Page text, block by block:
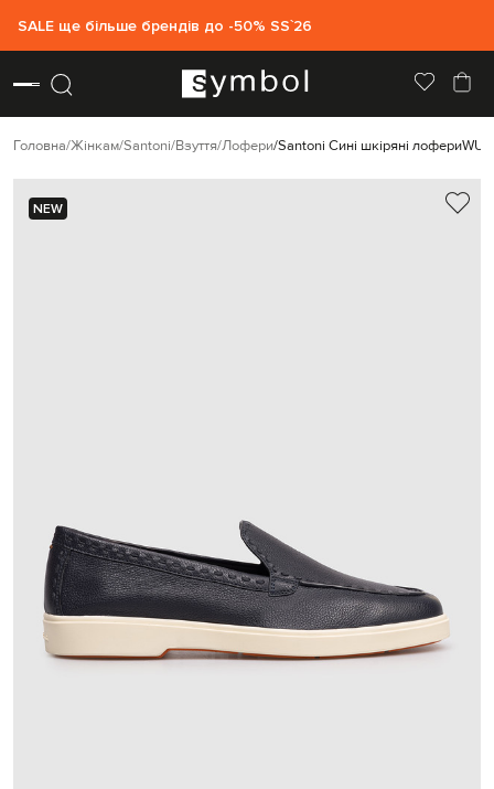
SALE ще більше брендів до -50% SS`26
Головна Жінкам Santoni Взуття Лофери Santoni Сині шкіряні лофери
NEW